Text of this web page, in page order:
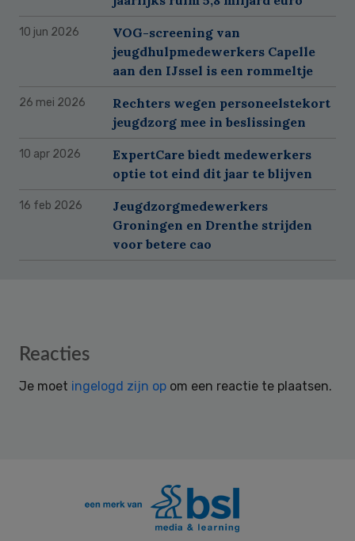
10 jun 2026
VOG-screening van
jeugdhulpmedewerkers Capelle
aan den IJssel is een rommeltje
26 mei 2026
Rechters wegen personeelstekort
jeugdzorg mee in beslissingen
10 apr 2026
ExpertCare biedt medewerkers
optie tot eind dit jaar te blijven
16 feb 2026
Jeugdzorgmedewerkers
Groningen en Drenthe strijden
voor betere cao
Reader
Reacties
Je moet ingelogd zijn op om een reactie te plaatsen.